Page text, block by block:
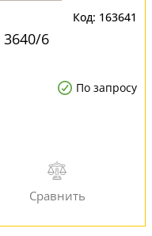
163641
6
По запросу